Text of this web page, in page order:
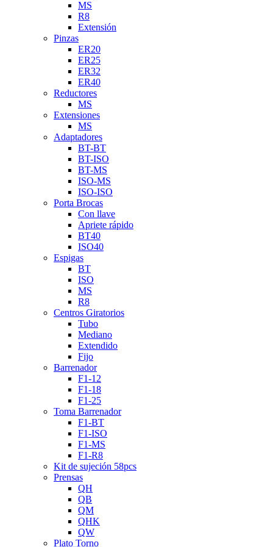
MS
R8
Extensión
Pinzas
ER20
ER25
ER32
ER40
Reductores
MS
Extensiones
MS
Adaptadores
BT-BT
BT-ISO
BT-MS
ISO-MS
ISO-ISO
Porta Brocas
Con llave
Apriete rápido
BT40
ISO40
Espigas
BT
ISO
MS
R8
Centros Giratorios
Tubo
Mediano
Extendido
Fijo
Barrenador
F1-12
F1-18
F1-25
Toma Barrenador
F1-BT
F1-ISO
F1-MS
F1-R8
Kit de sujeción 58pcs
Prensas
QH
QB
QM
QHK
QW
Plato Torno